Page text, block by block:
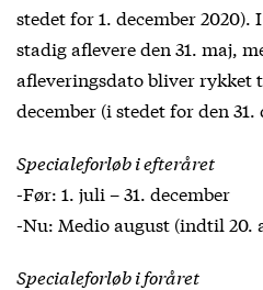
stedet for 1. december 2020).
stadig aflevere den 31. maj,
afleveringsdato bliver rykket
december (i stedet for den 31.
Specialeforløb i efteråret
-Før: 1. juli – 31. december
-Nu: Medio august (indtil 20.
Specialeforløb i foråret